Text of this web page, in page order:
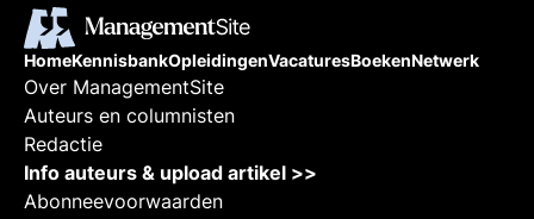
HomeKennisbankOpleidingenVacaturesBoekenNetwerk
Over ManagementSite
Auteurs en columnisten
Redactie
Info auteurs & upload artikel >>
Abonneevoorwaarden